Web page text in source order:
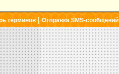
терминов|Отправка SMS-сообщений